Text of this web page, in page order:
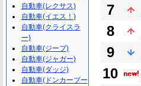
7
8
9
10
自動車(レクサス)
自動車(イエス！)
自動車(クライスラ
ー)
自動車(ジープ)
自動車(ジャガー)
自動車(ダッジ)
自動車(ドンカーブー